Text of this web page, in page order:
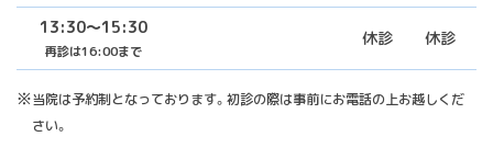
13:30〜15:30
再診は16:00まで
休診 休診
当院は予約制となっております。初診の際は事前にお電話の上お越しくだ
さい。